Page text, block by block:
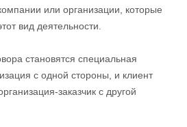
или организации, которые
вид деятельности.
становятся специальная
с одной стороны, и клиент
заказчик с другой